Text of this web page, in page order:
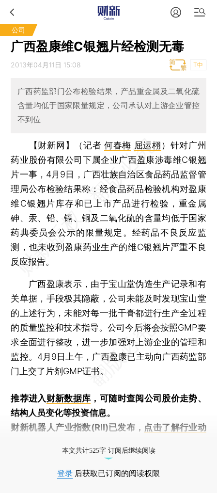
公司
广西盈康维C银翘片经检测无毒
2013年04月11日 15:08 T中
广西药监部门公布检验结果，产品重金属及二氧化硫
含量均低于国家限量规定，公司承认对上游企业管控
不到位
【财新网】（记者何春梅 屈运栩 ） 针对广州
药业股份有限公司下属企业广西盈康涉毒维C银翘
片一事，4月9日，广西壮族自治区食品药品监督管
理局公布检验结果称：经食品药品检验机构对盈康
维C银翘片库存和已上市产品进行检验，重金属
砷、汞、铅、镉、铜及二氧化硫的含量均低于国家
药典委员会公示的限量规定。经药品不良反应监
测，也未收到盈康药业生产的维C银翘片严重不良
反应报告。
广西盈康表示，由于宝山堂伪造生产记录和有
关单据，手段极其隐蔽，公司未能及时发现宝山堂
的上述行为，未能对每一批干膏都进行生产全过程
的质量监控和技术指导。公司今后将会按照GMP要
求全面进行整改，进一步加强对上游企业的管理和
监控。4月9日上午，广西盈康已主动向广西药监部
门上交了片剂GMP证书。
推荐进入财新数据库 ，可随时查阅公司股价走势、
结构人员变化等投资信息。
财新机器人产业指数(RII)已发布， 点击了解行业动
本文共计525字 订阅后继续阅读
登录 后获取已订阅的阅读权限